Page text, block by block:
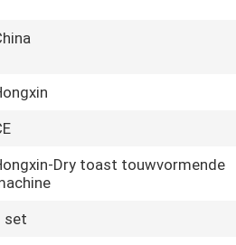
Dry toast touwvormende
set